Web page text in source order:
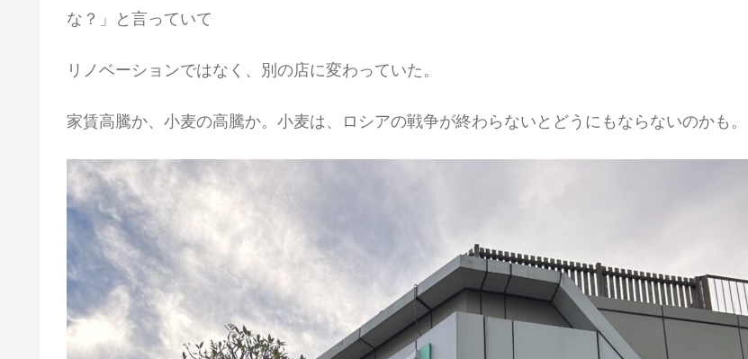
な？」と言っていて
リノベーションではなく、別の店に変わっていた。
家賃高騰か、小麦の高騰か。小麦は、ロシアの戦争が終わらないとどうにもならないのかも。